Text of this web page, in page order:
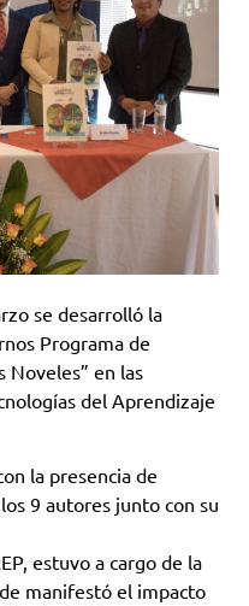
se desarrolló la
Programa de
Noveles” en las
del Aprendizaje
la presencia de
9 autores junto con su
estuvo a cargo de la
manifestó el impacto